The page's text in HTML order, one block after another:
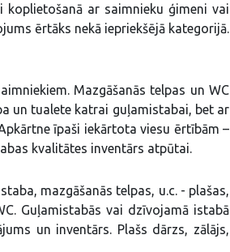
ar saimnieku ģimeni vai
ērtāks nekā iepriekšējā kategorijā.
Mazgāšanās telpas un WC
un tualete katrai guļamistabai, bet ar
īpaši iekārtota viesu ērtībām –
kvalitātes inventārs atpūtai.
mazgāšanās telpas, u.c. - plašas,
Guļamistabās vai dzīvojamā istabā
un inventārs. Plašs dārzs, zālājs,